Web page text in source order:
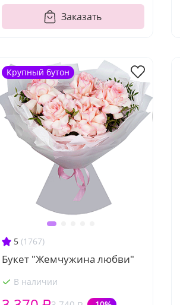
Заказать
5 (1767)
Букет "Жемчужина любви"
В наличии
Крупный бутон